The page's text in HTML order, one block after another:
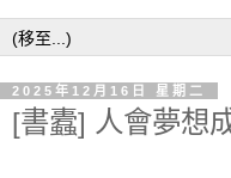
2025年12月16日 星期二
[書蠹] 人會夢想